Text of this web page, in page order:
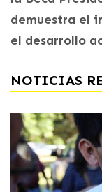
demuestra el
el desarrollo
NOTICIAS